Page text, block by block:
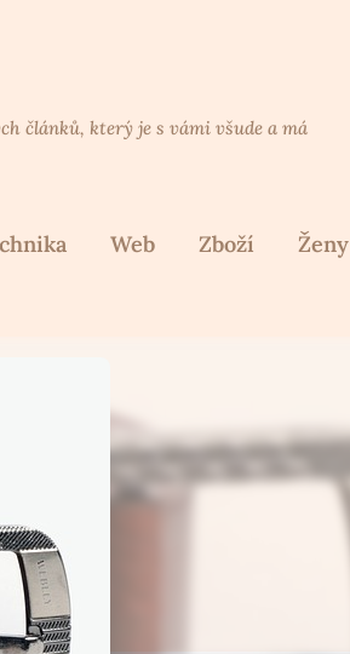
článků, který je s vámi všude a má
Web Zboží Ženy